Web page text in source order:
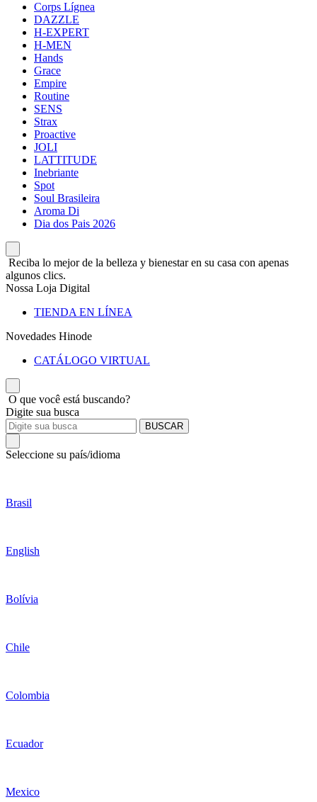
Corps Lígnea
DAZZLE
H-EXPERT
H-MEN
Hands
Grace
Empire
Routine
SENS
Strax
Proactive
JOLI
LATTITUDE
Inebriante
Spot
Soul Brasileira
Aroma Di
Dia dos Pais 2026
Reciba lo mejor de la belleza y bienestar en su casa con apenas
algunos clics.
Nossa Loja Digital
TIENDA EN LÍNEA
Novedades Hinode
CATÁLOGO VIRTUAL
O que você está buscando?
Digite sua busca
BUSCAR
Seleccione su país/idioma
Brasil
English
Bolívia
Chile
Colombia
Ecuador
Mexico